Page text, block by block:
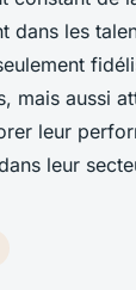
dans les
mais aussi
leur
leur